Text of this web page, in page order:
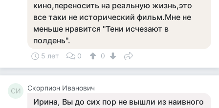
кино,переносить на реальную жизнь,это
все таки не исторический фильм.Мне не
меньше нравится "Тени исчезают в
полдень".
5 лет 0 0
СИ Скорпион Иванович
Ирина, Вы до сих пор не вышли из наивного